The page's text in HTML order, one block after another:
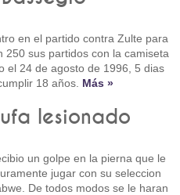
en el partido contra Zulte para
250 sus partidos con la camiseta
el 24 de agosto de 1996, 5 dias
18 años. Más »
lesionado
un golpe en la pierna que le
jugar con su seleccion
De todos modos se le haran